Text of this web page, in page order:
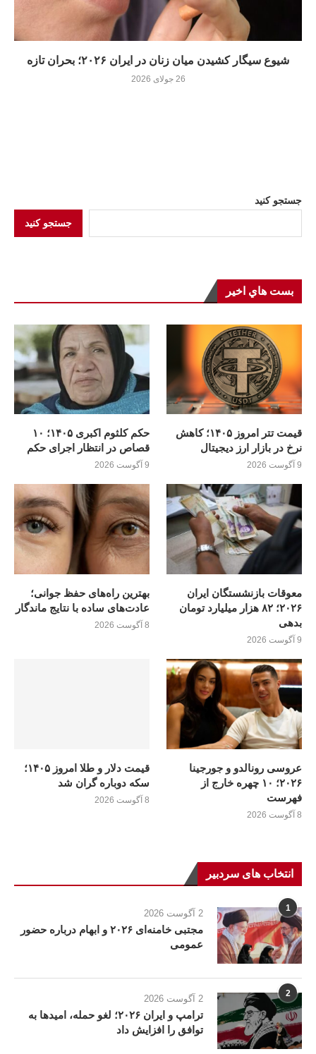
شیوع سیگار کشیدن میان زنان در ایران ۲۰۲۶؛ بحران تازه
26 جولای 2026
جستجو کنید
جستجو کنید
بست هاي اخير
قیمت تتر امروز ۱۴۰۵؛ کاهش
نرخ در بازار ارز دیجیتال
9 آگوست 2026
حکم کلثوم اکبری ۱۴۰۵؛ ۱۰
قصاص در انتظار اجرای حکم
9 آگوست 2026
معوقات بازنشستگان ایران
۲۰۲۶؛ ۸۲ هزار میلیارد تومان
بدهی
9 آگوست 2026
بهترین راه‌های حفظ جوانی؛
عادت‌های ساده با نتایج ماندگار
8 آگوست 2026
عروسی رونالدو و جورجینا
۲۰۲۶؛ ۱۰ چهره خارج از
فهرست
8 آگوست 2026
قیمت دلار و طلا امروز ۱۴۰۵؛
سکه دوباره گران شد
8 آگوست 2026
انتخاب های سردبیر
1 2 آگوست 2026
مجتبی خامنه‌ای ۲۰۲۶ و ابهام درباره حضور
عمومی
2 2 آگوست 2026
ترامپ و ایران ۲۰۲۶؛ لغو حمله، امیدها به
توافق را افزایش داد